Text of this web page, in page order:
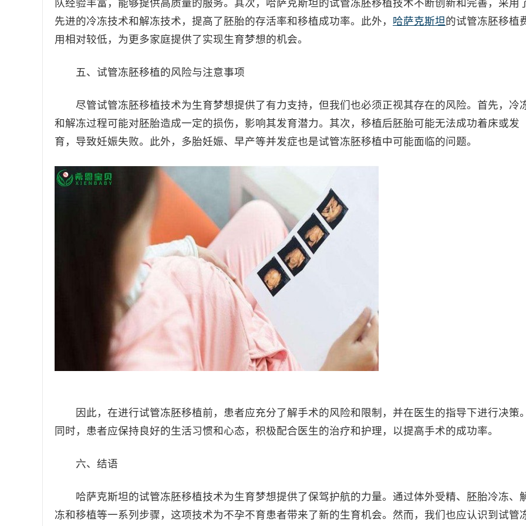
队经验丰富，能够提供高质量的服务。其次，哈萨克斯坦的试管冻胚移植技术不断创新和完善，采用
先进的冷冻技术和解冻技术，提高了胚胎的存活率和移植成功率。此外， 哈萨克斯坦的试管冻胚移植
用相对较低，为更多家庭提供了实现生育梦想的机会。
五、试管冻胚移植的风险与注意事项
尽管试管冻胚移植技术为生育梦想提供了有力支持，但我们也必须正视其存在的风险。首先，冷
和解冻过程可能对胚胎造成一定的损伤，影响其发育潜力。其次，移植后胚胎可能无法成功着床或发
育，导致妊娠失败。此外，多胎妊娠、早产等并发症也是试管冻胚移植中可能面临的问题。
因此，在进行试管冻胚移植前，患者应充分了解手术的风险和限制，并在医生的指导下进行决策。
同时，患者应保持良好的生活习惯和心态，积极配合医生的治疗和护理，以提高手术的成功率。
六、结语
哈萨克斯坦的试管冻胚移植技术为生育梦想提供了保驾护航的力量。通过体外受精、胚胎冷冻、
冻和移植等一系列步骤，这项技术为不孕不育患者带来了新的生育机会。然而，我们也应认识到试管